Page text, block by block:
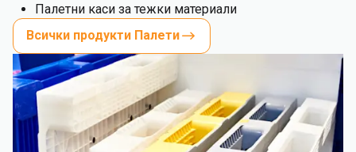
Палетни каси за тежки материали
Всички продукти Палети